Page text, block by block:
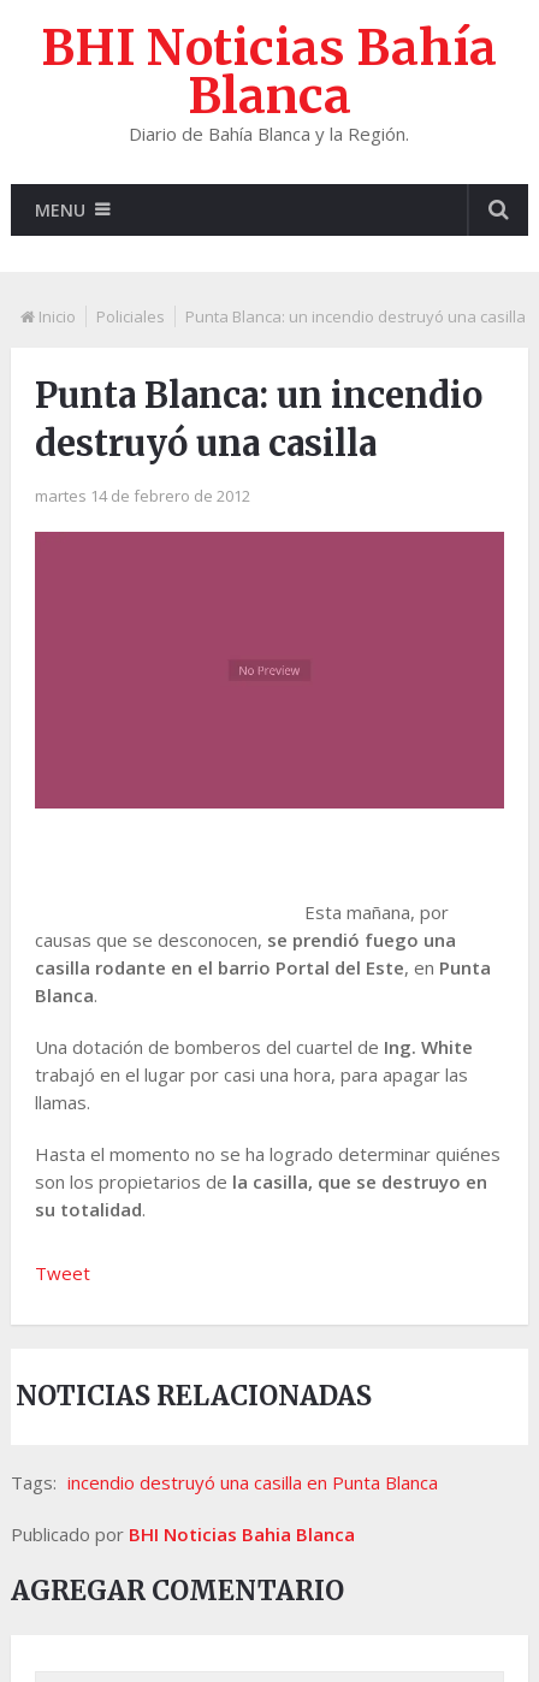
BHI Noticias Bahía
Blanca
Diario de Bahía Blanca y la Región.
MENU
Inicio Policiales Punta Blanca: un incendio destruyó una casilla
Punta Blanca: un incendio
destruyó una casilla
martes 14 de febrero de 2012
Esta mañana, por
causas que se desconocen, se prendió fuego una
casilla rodante en el barrio Portal del Este, en Punta
Blanca.
Una dotación de bomberos del cuartel de Ing. White
trabajó en el lugar por casi una hora, para apagar las
llamas.
Hasta el momento no se ha logrado determinar quiénes
son los propietarios de la casilla, que se destruyo en
su totalidad.
Tweet
NOTICIAS RELACIONADAS
Tags: incendio destruyó una casilla en Punta Blanca
Publicado por BHI Noticias Bahia Blanca
AGREGAR COMENTARIO